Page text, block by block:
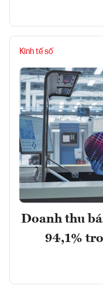
Kinh tế số
Doanh thu
94,1%